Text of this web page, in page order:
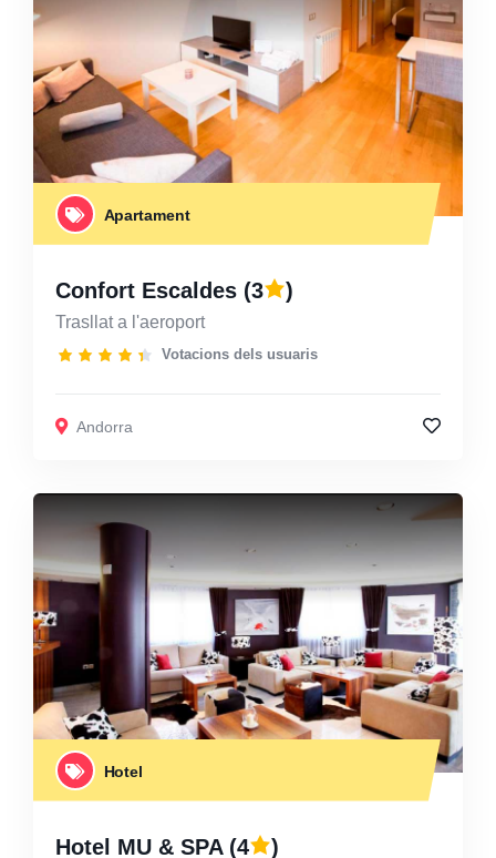
Apartament
Confort Escaldes (3 )
Trasllat a l'aeroport
Votacions dels usuaris
Andorra
Hotel
Hotel MU & SPA(4 )